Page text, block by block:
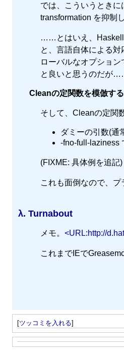
では、こういうとき
transformation を抑制
……とはいえ、Haskell
と、言語自体による
ローバルなオプショ
と良いと思うのだが
Cleanの定関数を模倣する
そして、Cleanの定関
ダミーの引数(通
-fno-full-laziness
(FIXME: 具体例を追記)
これも面倒なので、プ
λ. Turnabout
メモ。 <URL:http://
これまでIEで
[ツッコミを入れる]